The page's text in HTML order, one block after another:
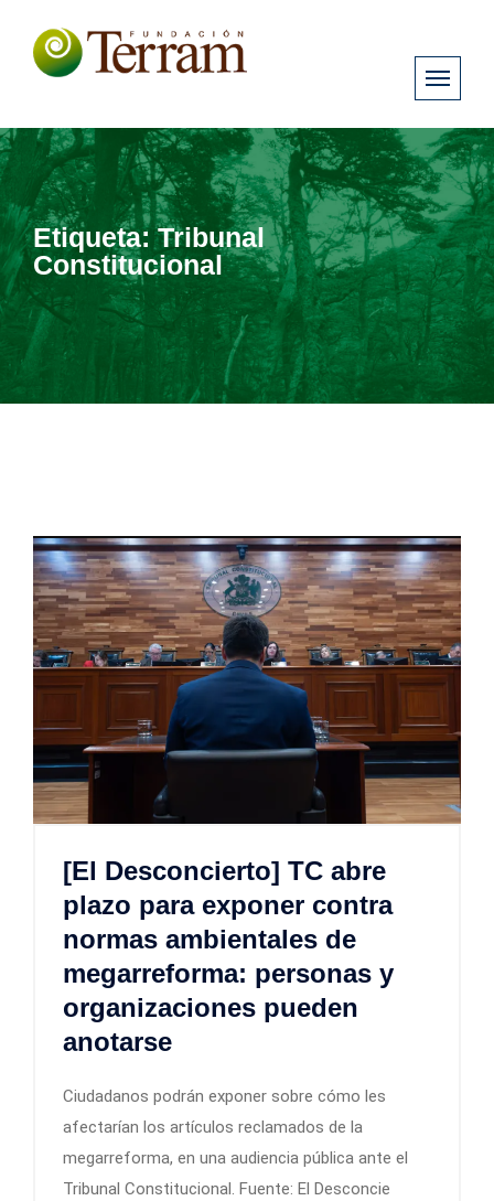
Etiqueta:Tribunal
Constitucional
[El Desconcierto] TC abre
plazo para exponer contra
normas ambientales de
megarreforma: personas y
organizaciones pueden
anotarse
Ciudadanos podrán exponer sobre cómo les
afectarían los artículos reclamados de la
megarreforma, en una audiencia pública ante el
Tribunal Constitucional. Fuente: El Desconcie